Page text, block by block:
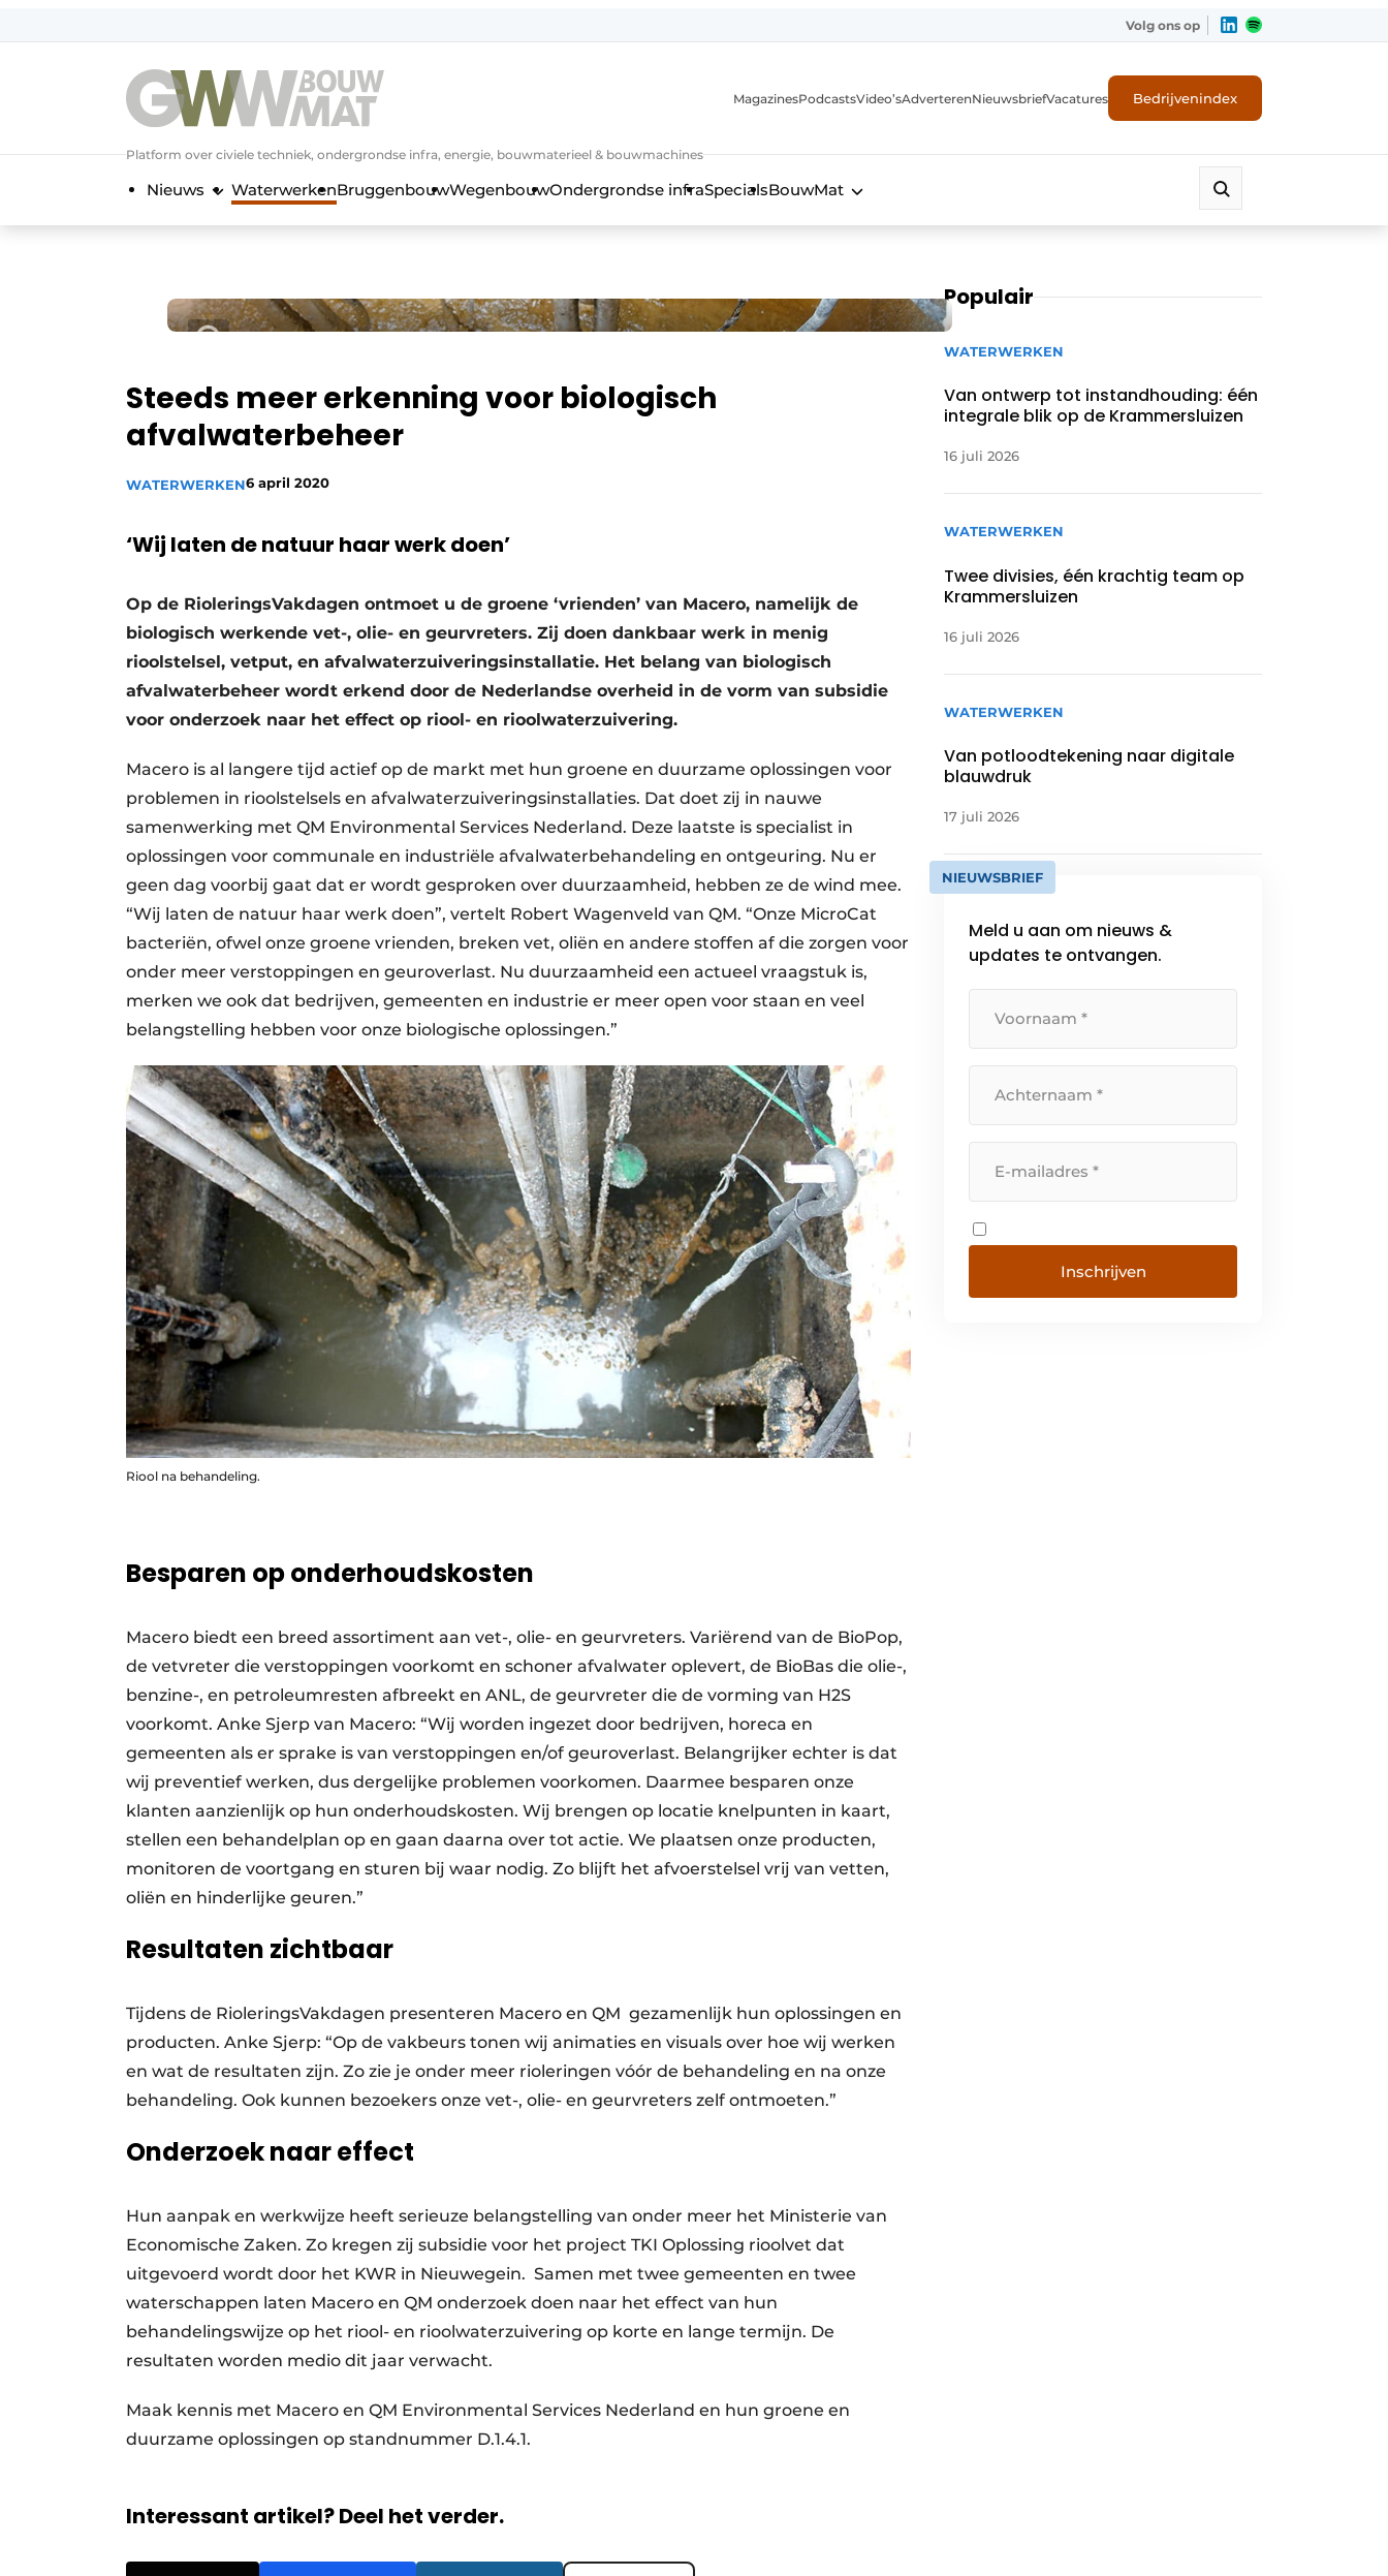
Volg ons op
Platform over civiele techniek, ondergrondse infra, energie, bouwmaterieel & bouwmachines
MagazinesPodcastsVideo’sAdverterenNieuwsbriefVacatures Bedrijvenindex
Nieuws WaterwerkenBruggenbouwWegenbouwOndergrondse infraSpecialsBouwMat
Steeds meer erkenning voor biologisch
afvalwaterbeheer
WATERWERKEN6 april 2020
‘Wij laten de natuur haar werk doen’
Op de RioleringsVakdagen ontmoet u de groene ‘vrienden’ van Macero, namelijk de
biologisch werkende vet-, olie- en geurvreters. Zij doen dankbaar werk in menig
rioolstelsel, vetput, en afvalwaterzuiveringsinstallatie. Het belang van biologisch
afvalwaterbeheer wordt erkend door de Nederlandse overheid in de vorm van subsidie
voor onderzoek naar het effect op riool- en rioolwaterzuivering.
Macero is al langere tijd actief op de markt met hun groene en duurzame oplossingen voor
problemen in rioolstelsels en afvalwaterzuiveringsinstallaties. Dat doet zij in nauwe
samenwerking met QM Environmental Services Nederland. Deze laatste is specialist in
oplossingen voor communale en industriële afvalwaterbehandeling en ontgeuring. Nu er
geen dag voorbij gaat dat er wordt gesproken over duurzaamheid, hebben ze de wind mee.
“Wij laten de natuur haar werk doen”, vertelt Robert Wagenveld van QM. “Onze MicroCat
bacteriën, ofwel onze groene vrienden, breken vet, oliën en andere stoffen af die zorgen voor
onder meer verstoppingen en geuroverlast. Nu duurzaamheid een actueel vraagstuk is,
merken we ook dat bedrijven, gemeenten en industrie er meer open voor staan en veel
belangstelling hebben voor onze biologische oplossingen.”
Riool na behandeling.
Besparen op onderhoudskosten
Macero biedt een breed assortiment aan vet-, olie- en geurvreters. Variërend van de BioPop,
de vetvreter die verstoppingen voorkomt en schoner afvalwater oplevert, de BioBas die olie-,
benzine-, en petroleumresten afbreekt en ANL, de geurvreter die de vorming van H2S
voorkomt. Anke Sjerp van Macero: “Wij worden ingezet door bedrijven, horeca en
gemeenten als er sprake is van verstoppingen en/of geuroverlast. Belangrijker echter is dat
wij preventief werken, dus dergelijke problemen voorkomen. Daarmee besparen onze
klanten aanzienlijk op hun onderhoudskosten. Wij brengen op locatie knelpunten in kaart,
stellen een behandelplan op en gaan daarna over tot actie. We plaatsen onze producten,
monitoren de voortgang en sturen bij waar nodig. Zo blijft het afvoerstelsel vrij van vetten,
oliën en hinderlijke geuren.”
Resultaten zichtbaar
Tijdens de RioleringsVakdagen presenteren Macero en QM gezamenlijk hun oplossingen en
producten. Anke Sjerp: “Op de vakbeurs tonen wij animaties en visuals over hoe wij werken
en wat de resultaten zijn. Zo zie je onder meer rioleringen vóór de behandeling en na onze
behandeling. Ook kunnen bezoekers onze vet-, olie- en geurvreters zelf ontmoeten.”
Onderzoek naar effect
Hun aanpak en werkwijze heeft serieuze belangstelling van onder meer het Ministerie van
Economische Zaken. Zo kregen zij subsidie voor het project TKI Oplossing rioolvet dat
uitgevoerd wordt door het KWR in Nieuwegein. Samen met twee gemeenten en twee
waterschappen laten Macero en QM onderzoek doen naar het effect van hun
behandelingswijze op het riool- en rioolwaterzuivering op korte en lange termijn. De
resultaten worden medio dit jaar verwacht.
Maak kennis met Macero en QM Environmental Services Nederland en hun groene en
duurzame oplossingen op standnummer D.1.4.1.
Interessant artikel? Deel het verder.
Populair
WATERWERKEN
Van ontwerp tot instandhouding: één
integrale blik op de Krammersluizen
16 juli 2026
WATERWERKEN
Twee divisies, één krachtig team op
Krammersluizen
16 juli 2026
WATERWERKEN
Van potloodtekening naar digitale
blauwdruk
17 juli 2026
NIEUWSBRIEF
Meld u aan om nieuws &
updates te ontvangen.
Inschrijven